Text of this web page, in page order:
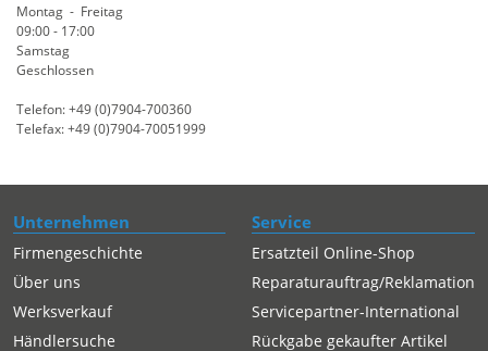
Montag - Freitag
09:00 - 17:00
Samstag
Geschlossen
Telefon: +49 (0)7904-700360
Telefax: +49 (0)7904-70051999
Unternehmen
Firmengeschichte
Über uns
Werksverkauf
Händlersuche
Service
Ersatzteil Online-Shop
Reparaturauftrag/Reklamation
Servicepartner-International
Rückgabe gekaufter Artikel